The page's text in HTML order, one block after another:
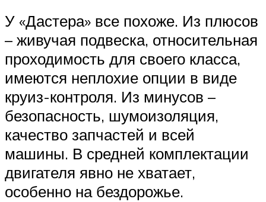
У «Дастера» все похоже. Из плюсов
– живучая подвеска, относительная
проходимость для своего класса,
имеются неплохие опции в виде
круиз-контроля. Из минусов –
безопасность, шумоизоляция,
качество запчастей и всей
машины. В средней комплектации
двигателя явно не хватает,
особенно на бездорожье.